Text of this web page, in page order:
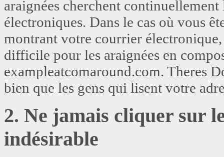
araignées cherchent continuellement
électroniques. Dans le cas où vous
montrant votre courrier
difficile pour les araignées en
exampleatcomaround.com. Theres
bien que les gens qui lisent votre
2. Ne jamais cliquer sur
indésirable